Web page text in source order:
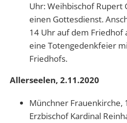
Uhr: Weihbischof Rupert
einen Gottesdienst.
14 Uhr auf dem Friedhof
eine Totengedenkfeier
Friedhofs.
Allerseelen, 2.11.2020
Münchner Frauenkirche,
Erzbischof Kardinal